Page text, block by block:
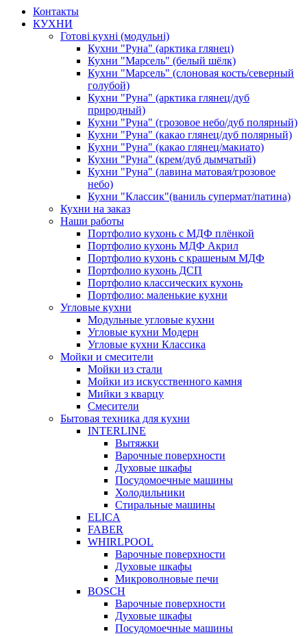
Контакты
КУХНИ
Готові кухні (модульні)
Кухни "Руна" (арктика глянец)
Кухни "Марсель" (белый шёлк)
Кухни "Марсель" (слоновая кость/северный
голубой)
Кухни "Руна" (арктика глянец/дуб
природный)
Кухни "Руна" (грозовое небо/дуб полярный)
Кухни "Руна" (какао глянец/дуб полярный)
Кухни "Руна" (какао глянец/макиато)
Кухни "Руна" (крем/дуб дымчатый)
Кухни "Руна" (лавина матовая/грозовое
небо)
Кухни "Классик"(ваниль супермат/патина)
Кухни на заказ
Наши работы
Портфолио кухонь с МДФ плёнкой
Портфолио кухонь МДФ Акрил
Портфолио кухонь с крашеным МДФ
Портфолио кухонь ДСП
Портфолио классических кухонь
Портфолио: маленькие кухни
Угловые кухни
Модульные угловые кухни
Угловые кухни Модерн
Угловые кухни Классика
Мойки и смесители
Мойки из стали
Мойки из искусственного камня
Мийки з кварцу
Смесители
Бытовая техника для кухни
INTERLINE
Вытяжки
Варочные поверхности
Духовые шкафы
Посудомоечные машины
Холодильники
Стиральные машины
ELICA
FABER
WHIRLPOOL
Варочные поверхности
Духовые шкафы
Микроволновые печи
BOSCH
Варочные поверхности
Духовые шкафы
Посудомоечные машины